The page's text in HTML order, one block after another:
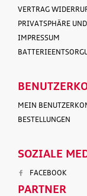
VERTRAG
PRIVATSPHÄRE
IMPRESSUM
MEIN
BESTELLUNGEN
SOZIALE
FACEBOOK
PARTNER